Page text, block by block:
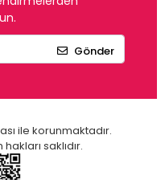
Gönder
ile korunmaktadır.
saklıdır.